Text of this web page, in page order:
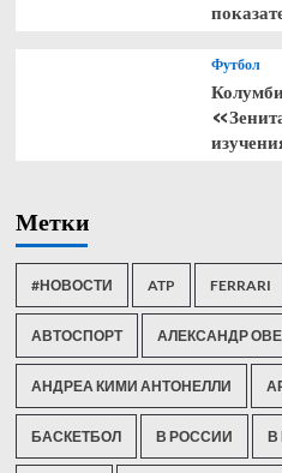
Футбол
Метки
#НОВОСТИ ATP FERRARI
АВТОСПОРТ АЛЕКСАНДР
АНДРЕА КИМИ АНТОНЕЛЛИ
БАСКЕТБОЛ В РОССИИ В